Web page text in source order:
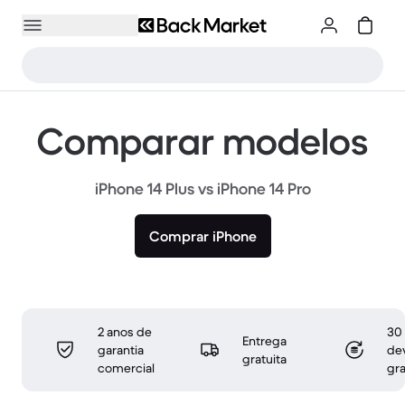
Comparar modelos
iPhone 14 Plus vs iPhone 14 Pro
Comprar iPhone
2 anos de
garantia
comercial
Entrega
gratuita
30